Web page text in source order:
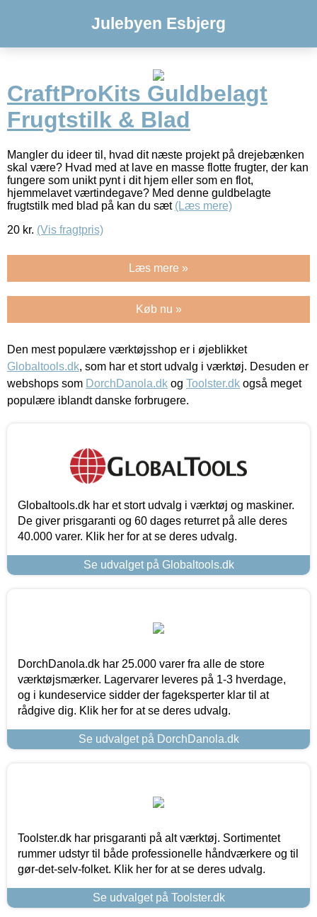
Julebyen Esbjerg
CraftProKits Guldbelagt
Frugtstilk & Blad
Mangler du ideer til, hvad dit næste projekt på drejebænken
skal være? Hvad med at lave en masse flotte frugter, der kan
fungere som unikt pynt i dit hjem eller som en flot,
hjemmelavet værtindegave? Med denne guldbelagte
frugtstilk med blad på kan du sæt (Læs mere)
20 kr. (Vis fragtpris)
Læs mere »
Køb nu »
Den mest populære værktøjsshop er i øjeblikket
Globaltools.dk, som har et stort udvalg i værktøj. Desuden er
webshops som DorchDanola.dk og Toolster.dk også meget
populære iblandt danske forbrugere.
Globaltools.dk har et stort udvalg i værktøj og maskiner.
De giver prisgaranti og 60 dages returret på alle deres
40.000 varer. Klik her for at se deres udvalg.
Se udvalget på Globaltools.dk
DorchDanola.dk har 25.000 varer fra alle de store
værktøjsmærker. Lagervarer leveres på 1-3 hverdage,
og i kundeservice sidder der fageksperter klar til at
rådgive dig. Klik her for at se deres udvalg.
Se udvalget på DorchDanola.dk
Toolster.dk har prisgaranti på alt værktøj. Sortimentet
rummer udstyr til både professionelle håndværkere og til
gør-det-selv-folket. Klik her for at se deres udvalg.
Se udvalget på Toolster.dk